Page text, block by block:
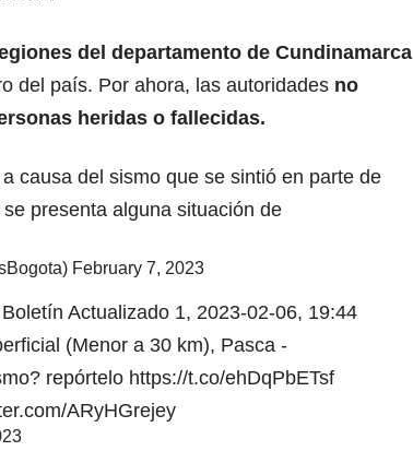
del departamento de Cundinamarca
del país. Por ahora, las autoridades no
heridas o fallecidas.
causa del sismo que se sintió en parte de
presenta alguna situación de
February 7, 2023
Actualizado 1, 2023-02-06, 19:44
(Menor a 30 km), Pasca -
repórtelo https://t.co/ehDqPbETsf
ARyHGrejey